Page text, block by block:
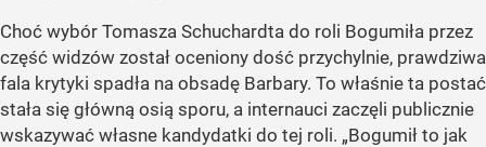
Choć wybór Tomasza Schuchardta do roli Bogumiła przez
część widzów został oceniony dość przychylnie, prawdziwa
fala krytyki spadła na obsadę Barbary. To właśnie ta postać
stała się główną osią sporu, a internauci zaczęli publicznie
wskazywać własne kandydatki do tej roli. „Bogumił to jak